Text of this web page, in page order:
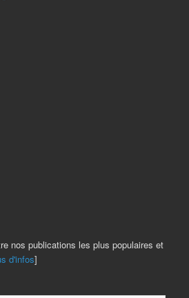
nos publications les plus populaires et
d'infos]